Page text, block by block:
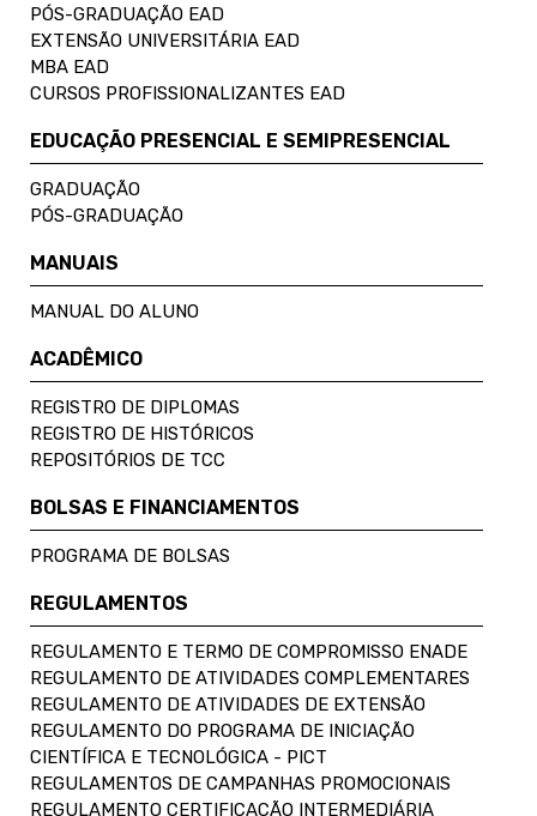
PÓS-GRADUAÇÃO EAD
EXTENSÃO UNIVERSITÁRIA EAD
MBA EAD
CURSOS PROFISSIONALIZANTES EAD
EDUCAÇÃO PRESENCIAL E SEMIPRESENCIAL
GRADUAÇÃO
PÓS-GRADUAÇÃO
MANUAIS
MANUAL DO ALUNO
ACADÊMICO
REGISTRO DE DIPLOMAS
REGISTRO DE HISTÓRICOS
REPOSITÓRIOS DE TCC
BOLSAS E FINANCIAMENTOS
PROGRAMA DE BOLSAS
REGULAMENTOS
REGULAMENTO E TERMO DE COMPROMISSO ENADE
REGULAMENTO DE ATIVIDADES COMPLEMENTARES
REGULAMENTO DE ATIVIDADES DE EXTENSÃO
REGULAMENTO DO PROGRAMA DE INICIAÇÃO
CIENTÍFICA E TECNOLÓGICA - PICT
REGULAMENTOS DE CAMPANHAS PROMOCIONAIS
REGULAMENTO CERTIFICAÇÃO INTERMEDIÁRIA